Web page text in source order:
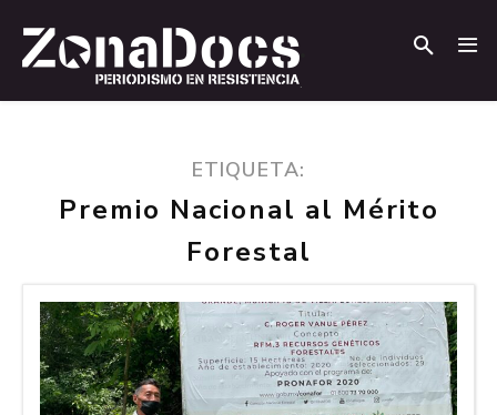
ETIQUETA:
Premio Nacional al Mérito
Forestal